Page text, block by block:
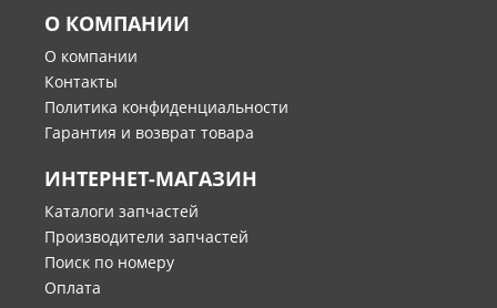
О КОМПАНИИ
О компании
Контакты
Политика конфиденциальности
Гарантия и возврат товара
ИНТЕРНЕТ-МАГАЗИН
Каталоги запчастей
Производители запчастей
Поиск по номеру
Оплата